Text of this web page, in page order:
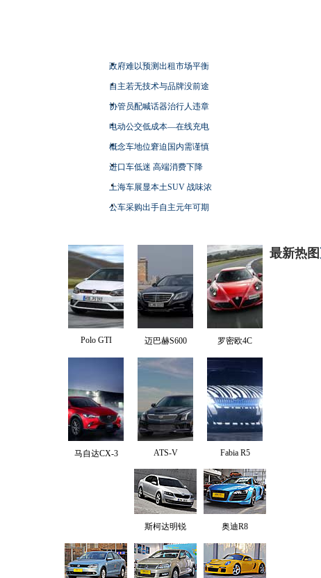
政府难以预测出租市场平衡
自主若无技术与品牌没前途
协管员配喊话器治行人违章
电动公交低成本—在线充电
概念车地位窘迫国内需谨慎
进口车低迷 高端消费下降
上海车展显本土SUV 战味浓
公车采购出手自主元年可期
Polo GTI 迈巴赫S600 罗密欧4C
马自达CX-3 ATS-V Fabia R5
最新热图
斯柯达明锐 奥迪R8